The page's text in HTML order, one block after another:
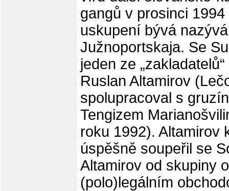
gangů v prosinci
uskupení bývá
Južnoportskaja. Se
jeden ze
Ruslan Altamirov
spolupracoval s
Tengizem
roku 1992). Altamirov
úspěšně soupeřil se
Altamirov od skupiny
(polo)legálním